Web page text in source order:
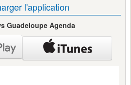
l'application
Guadeloupe Agenda